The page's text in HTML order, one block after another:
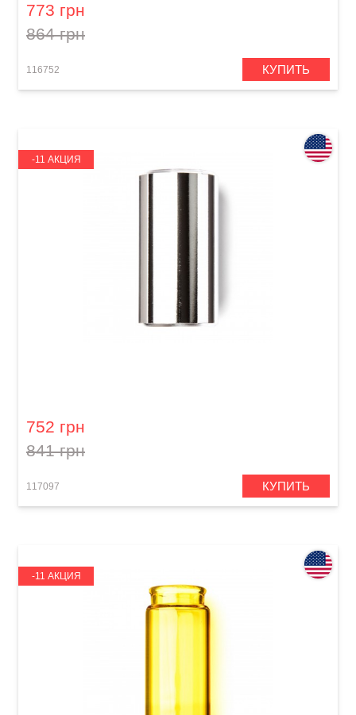
773 грн
864 грн
116752 КУПИТЬ
-11 АКЦИЯ
752 грн
841 грн
117097 КУПИТЬ
-11 АКЦИЯ